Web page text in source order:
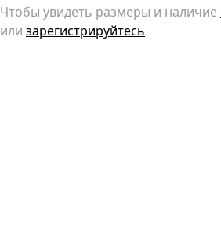
Чтобы увидеть размеры и наличие
или зарегистрируйтесь